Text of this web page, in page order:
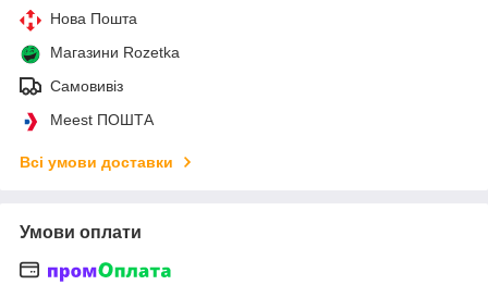
Нова Пошта
Магазини Rozetka
Самовивіз
Meest ПОШТА
Всі умови доставки
Умови оплати